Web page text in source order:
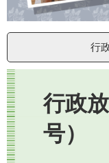
行
本
文
行政
号）